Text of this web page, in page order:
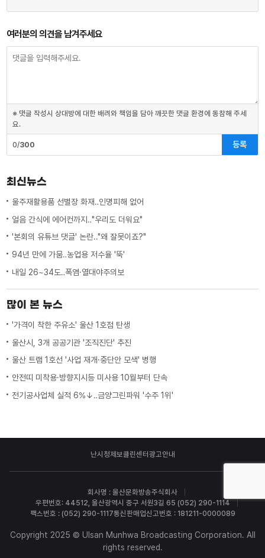
여러분의 의견을 남겨주세요
※ 댓글 작성시 상대방에 대한 배려와 책임을 담아 깨끗한 댓글 환경에 동참해 주세
요.
0/300 등록
최신뉴스
울주재활용품 선별장 화재‥인명피해 없어
얼음 간식에 에어컨까지‥"우리도 더워요"
'본회의 유튜브 댓글' 논란.."왜 잘못이죠?"
94년 만에 가뭄‥농업용 저수율 '뚝'
내일 26~34도‥폭염·열대야주의보
많이 본 뉴스
'가격이 착한 주유소' 울산 1호점 탄생
울산시, 3개 공공기관 '조직진단' 추진
울산 트램 1호선 '사업 재개·중단안 모색' 병행
안전띠 미착용·방향지시등 미사용 10월부터 단속
전기공사업체 실적 6%↓‥금양그린파워 '수주 1위'
난시청제보클린센터광고안내
회사명 : 울산문화방송주식회사
우편번호: 44512, 울산광역시 중구 서원3길 65 (052) 290-1114
팩스번호 : (052) 290-1117통신판매업신고번호 : 181211-0000089
Copyright 2025 © Ulsan Munhwa Broadcasting Corporation. All
rights reserved.